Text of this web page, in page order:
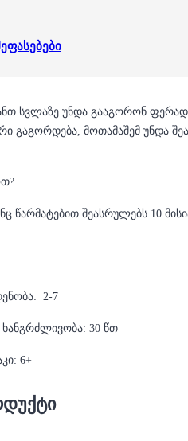
სვლაზე უნდა გააგორონ
გაგორდება, მოთამაშემ უნდა
წარმატებით შეასრულებს 10
2-7
ხანგრძლივობა: 30 წთ
6+